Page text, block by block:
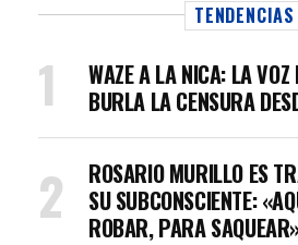
TENDENCIAS
WAZE A LA NICA: LA VOZ
BURLA LA CENSURA
ROSARIO MURILLO ES
SU SUBCONSCIENTE:
ROBAR, PARA